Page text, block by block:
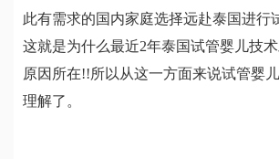
此有需求的国内家庭选择远赴泰国进行
这就是为什么最近2年泰国试管婴儿技
原因所在!!所以从这一方面来说试管婴
理解了。